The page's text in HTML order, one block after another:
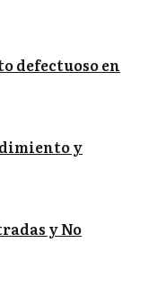
defectuoso en
y
y No